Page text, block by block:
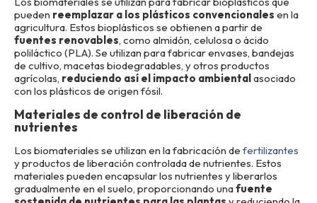
pueden reemplazar a los plásticos convencionales en la
agricultura. Estos bioplásticos se obtienen a partir de
fuentes renovables, como almidón, celulosa o ácido
poliláctico (PLA). Se utilizan para fabricar envases, bandejas
de cultivo, macetas biodegradables, y otros productos
agrícolas, reduciendo así el impacto ambientalasociado
con los plásticos de origen fósil.
Materiales de control de liberación de
nutrientes
Los biomateriales se utilizan en la fabricación de fertilizantes
y productos de liberación controlada de nutrientes. Estos
materiales pueden encapsular los nutrientes y liberarlos
gradualmente en el suelo, proporcionando unafuente